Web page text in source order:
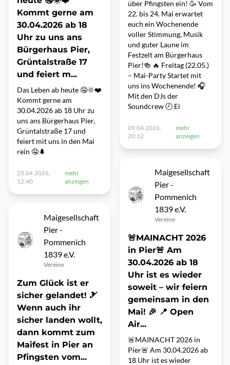
Kommt gerne am
30.04.2026 ab 18
Uhr zu uns ans
Bürgerhaus Pier,
Grüntalstraße 17
und feiert m...
Das Leben ab heute 🤤🌞❤️
Kommt gerne am
30.04.2026 ab 18 Uhr zu
uns ans Bürgerhaus Pier,
Grüntalstraße 17 und
feiert mit uns in den Mai
rein 🤤🌲
25.04.2026,
12:40
mehr
anzeigen
Maigesellschaft
Pier -
Pommenich
1839 e.V.
Vereine
Zum Glück ist er
sicher gelandet! 🎿
Wenn auch ihr
sicher landen wollt,
dann kommt zum
Maifest in Pier an
Pfingsten vom...
über Pfingsten ein! 🥳 Vom
22. bis 24. Mai erwartet
euch ein Wochenende
voller Stimmung, Musik
und guter Laune im
Festzelt am Bürgerhaus
Pier!🍻 🔥 Freitag (22.05.)
– Mai-Party Startet mit
uns ins Wochenende! 🎧
Mit den DJs der
Soundcrew 🕗 Ei
09.04.2026,
20:12
mehr
anzeigen
Maigesellschaft
Pier -
Pommenich
1839 e.V.
Vereine
🚨MAINACHT 2026
in Pier🚨 Am
30.04.2026 ab 18
Uhr ist es wieder
soweit – wir feiern
gemeinsam in den
Mai! 🎉 📍 Open
Air...
🚨MAINACHT 2026 in
Pier🚨 Am 30.04.2026 ab
18 Uhr ist es wieder